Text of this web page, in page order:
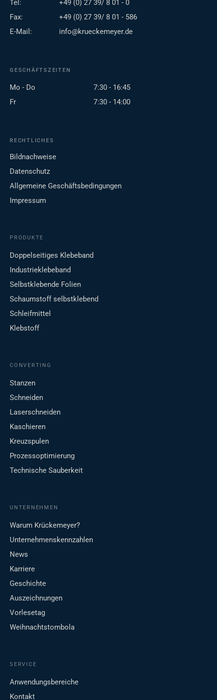
Tel:
+49 (0) 27 39/ 8 01 - 0
Fax:
+49 (0) 27 39/ 8 01 - 586
E-Mail:
info@krueckemeyer.de
GESCHÄFTSZEITEN
Mo - Do
7:30 - 16:45
Fr
7:30 - 14:00
RECHTLICHES
Bildnachweise
Datenschutz
Allgemeine Geschäftsbedingungen
Impressum
PRODUKTE
Doppelseitiges Klebeband
Industrieklebeband
Selbstklebende Folien
Schaumstoff selbstklebend
Schleifmittel
Klebstoff
CONVERTING
Stanzen
Schneiden
Laserschneiden
Kaschieren
Kreuzspulen
Prozessoptimierung
Technische Sauberkeit
UNTERNEHMEN
Warum Krückemeyer?
Unternehmenskennzahlen
News
Karriere
Geschichte
Auszeichnungen
Vorlesetag
Weihnachtstombola
SERVICE
Anwendungsbereiche
Kontakt